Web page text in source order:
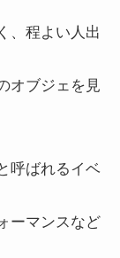
、程よい人出
オブジェを見
呼ばれるイベ
ーマンスなど